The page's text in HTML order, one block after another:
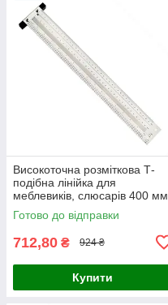
Високоточна розміткова Т-
подібна лінійка для
меблевиків, слюсарів 400 мм
у комплекті з олівцем.
Готово до відправки
712,80 ₴ 924 ₴
Купити